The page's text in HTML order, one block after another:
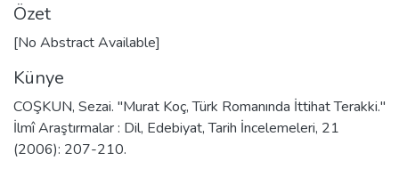
Özet
[No Abstract Available]
Künye
COŞKUN, Sezai. "Murat Koç, Türk Romanında İttihat Terakki."
İlmî Araştırmalar : Dil, Edebiyat, Tarih İncelemeleri, 21
(2006): 207-210.